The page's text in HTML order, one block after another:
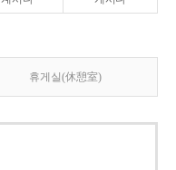
휴게실(休憩室)